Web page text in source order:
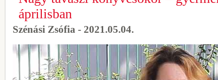
áprilisban
Szénási Zsófia - 2021.05.04.